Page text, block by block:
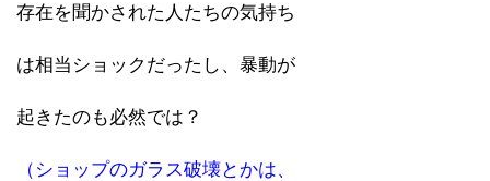
存在を聞かされた人たちの気持ち
は相当ショックだったし、暴動が
起きたのも必然では？
（ショップのガラス破壊とかは、